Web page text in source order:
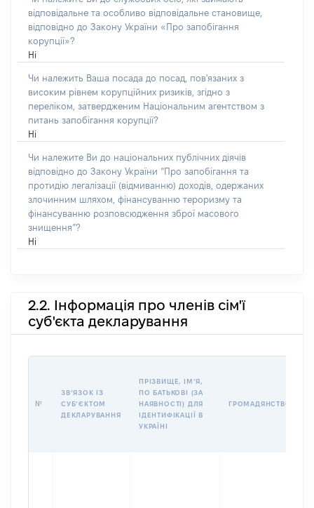
відповідальне та особливо відповідальне становище,
відповідно до Закону України «Про запобігання
корупції»?
Ні
Чи належить Ваша посада до посад, пов'язаних з
високим рівнем корупційних ризиків, згідно з
переліком, затвердженим Національним агентством з
питань запобігання корупції?
Ні
Чи належите Ви до національних публічних діячів
відповідно до Закону України “Про запобігання та
протидію легалізації (відмиванню) доходів, одержаних
злочинним шляхом, фінансуванню тероризму та
фінансуванню розповсюдження зброї масового
знищення”?
Ні
2.2. Інформація про членів сім'ї
суб'єкта декларування
№
ЗВʼЯЗОК ІЗ
СУБʼЄКТОМ
ДЕКЛАРУВАННЯ
ПРІЗВИЩЕ, ІМʼЯ,
ПО БАТЬКОВІ (ЗА
НАЯВНОСТІ) ДЛЯ
ІДЕНТИФІКАЦІЇ В
УКРАЇНІ
ГРОМАДЯНСТВО